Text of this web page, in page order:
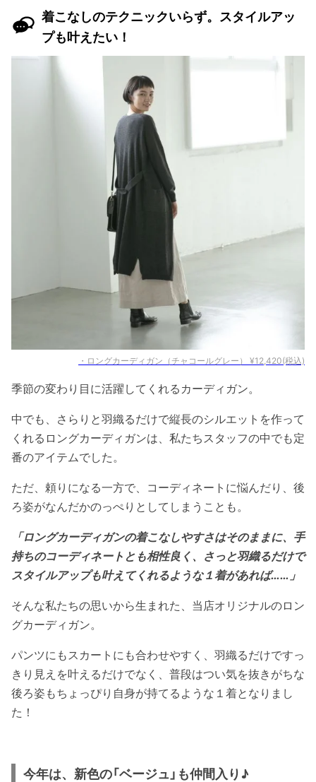
着こなしのテクニックいらず。スタイルアッ
プも叶えたい！
・ロングカーディガン（チャコールグレー） ¥12,420(税込)
季節の変わり目に活躍してくれるカーディガン。
中でも、さらりと羽織るだけで縦長のシルエットを作って
くれるロングカーディガンは、私たちスタッフの中でも定
番のアイテムでした。
ただ、頼りになる一方で、コーディネートに悩んだり、後
ろ姿がなんだかのっぺりとしてしまうことも。
「ロングカーディガンの着こなしやすさはそのままに、手
持ちのコーディネートとも相性良く、さっと羽織るだけで
スタイルアップも叶えてくれるような１着があれば……」
そんな私たちの思いから生まれた、当店オリジナルのロン
グカーディガン。
パンツにもスカートにも合わせやすく、羽織るだけですっ
きり見えを叶えるだけでなく、普段はつい気を抜きがちな
後ろ姿もちょっぴり自身が持てるような１着となりまし
た！
今年は、新色の「ベージュ」も仲間入り♪